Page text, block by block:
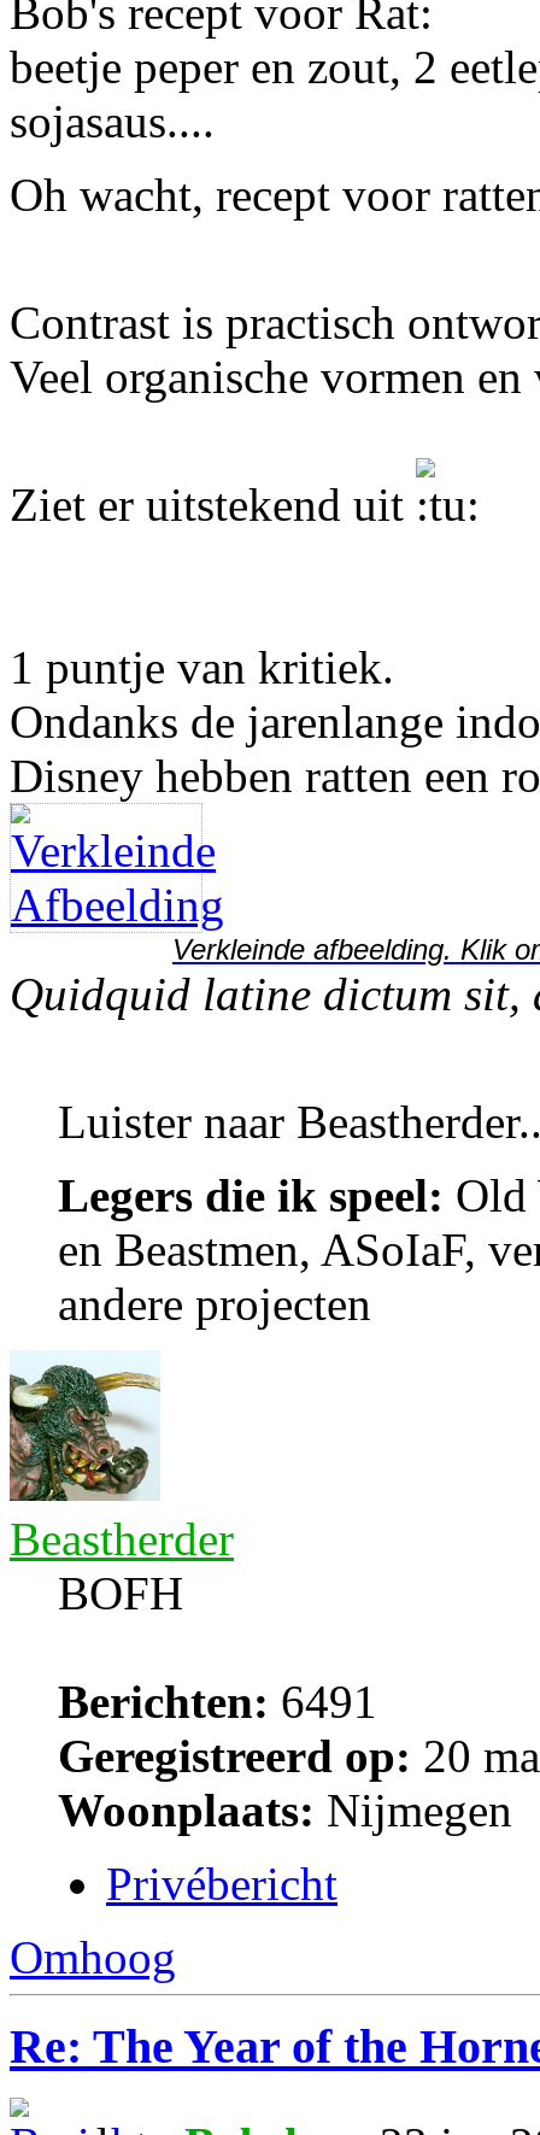
Bob's recept voor Rat:
beetje peper en zout, 2
sojasaus....
Oh wacht, recept voor
Contrast is practisch
Veel organische vormen
Ziet er uitstekend uit
1 puntje van kritiek.
Ondanks de jarenlange
Disney hebben ratten een
Verkleinde afbeelding. Klik
Quidquid latine dictum sit,
Luister naar
Legers die ik speel: Old
en Beastmen, ASoIaF,
andere projecten
Beastherder
BOFH
Berichten: 6491
Geregistreerd op: 20
Woonplaats: Nijmegen
Privébericht
Omhoog
Re: The Year of the